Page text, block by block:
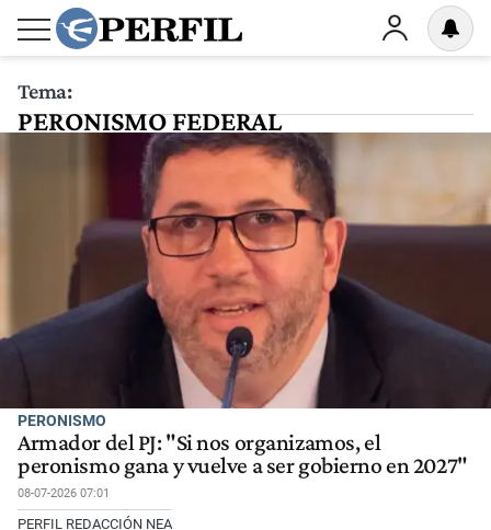
Tema:
PERONISMO FEDERAL
PERONISMO
Armador del PJ: "Si nos organizamos, el
peronismo gana y vuelve a ser gobierno en 2027"
08-07-2026 07:01
PERFIL REDACCIÓN NEA